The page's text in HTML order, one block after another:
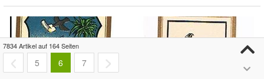
7834 Artikel auf 164 Seiten
5 6 7